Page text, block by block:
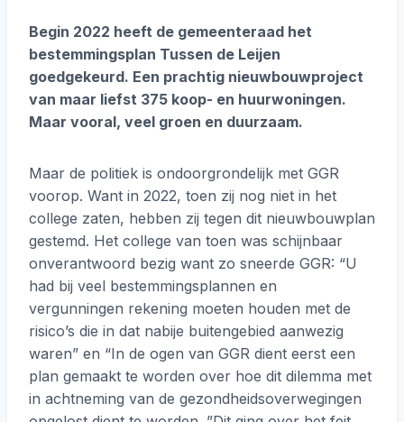
Begin 2022 heeft de gemeenteraad het
bestemmingsplan Tussen de Leijen
goedgekeurd. Een prachtig nieuwbouwproject
van maar liefst 375 koop- en huurwoningen.
Maar vooral, veel groen en duurzaam.
Maar de politiek is ondoorgrondelijk met GGR
voorop. Want in 2022, toen zij nog niet in het
college zaten, hebben zij tegen dit nieuwbouwplan
gestemd. Het college van toen was schijnbaar
onverantwoord bezig want zo sneerde GGR: “U
had bij veel bestemmingsplannen en
vergunningen rekening moeten houden met de
risico’s die in dat nabije buitengebied aanwezig
waren” en “In de ogen van GGR dient eerst een
plan gemaakt te worden over hoe dit dilemma met
in achtneming van de gezondheidsoverwegingen